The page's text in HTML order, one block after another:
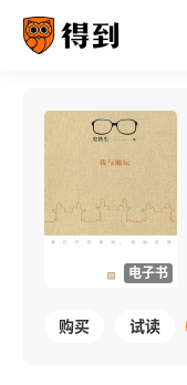
电子书
购买 试读